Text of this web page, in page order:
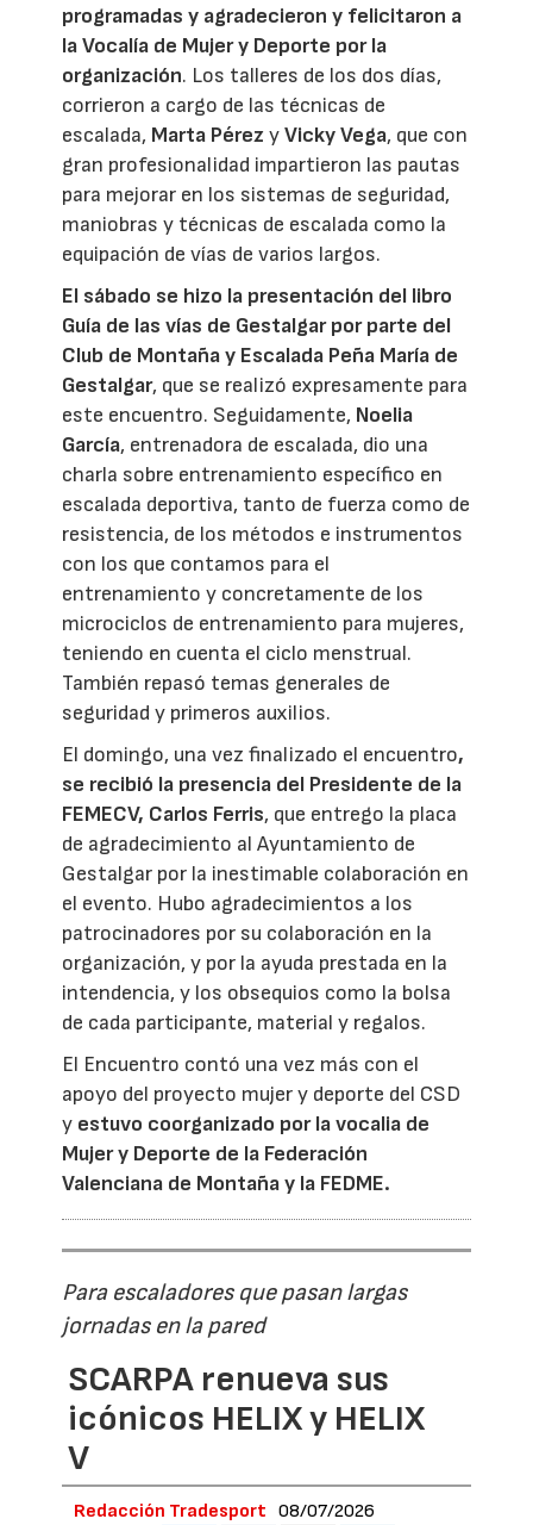
programadas y agradecieron y felicitaron a
la Vocalía de Mujer y Deporte por la
organización. Los talleres de los dos días,
corrieron a cargo de las técnicas de
escalada, Marta PérezyVicky Vega, que con
gran profesionalidad impartieron las pautas
para mejorar en los sistemas de seguridad,
maniobras y técnicas de escalada como la
equipación de vías de varios largos.
El sábado se hizo la presentación del libro
Guía de las vías de Gestalgar por parte del
Club de Montaña y Escalada Peña María de
Gestalgar, que se realizó expresamente para
este encuentro. Seguidamente, Noelia
García, entrenadora de escalada, dio una
charla sobre entrenamiento específico en
escalada deportiva, tanto de fuerza como de
resistencia, de los métodos e instrumentos
con los que contamos para el
entrenamiento y concretamente de los
microciclos de entrenamiento para mujeres,
teniendo en cuenta el ciclo menstrual.
También repasó temas generales de
seguridad y primeros auxilios.
El domingo, una vez finalizado el encuentro,
se recibió la presencia del Presidente de la
FEMECV, Carlos Ferris, que entrego la placa
de agradecimiento al Ayuntamiento de
Gestalgar por la inestimable colaboración en
el evento. Hubo agradecimientos a los
patrocinadores por su colaboración en la
organización, y por la ayuda prestada en la
intendencia, y los obsequios como la bolsa
de cada participante, material y regalos.
El Encuentro contó una vez más con el
apoyo del proyecto mujer y deporte del CSD
y estuvo coorganizado por la vocalia de
Mujer y Deporte de la Federación
Valenciana de Montaña y la FEDME.
Para escaladores que pasan largas
jornadas en la pared
SCARPA renueva sus
icónicos HELIX y HELIX
V
Redacción Tradesport 08/07/2026